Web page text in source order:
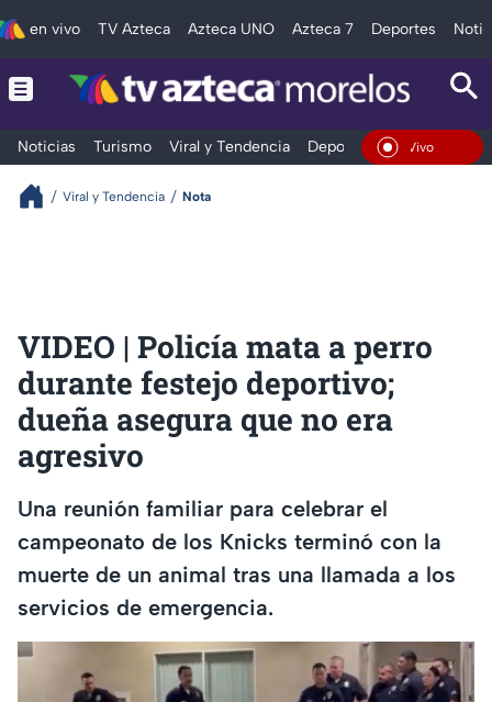
en vivo TV Azteca Azteca UNO Azteca 7 Deportes
Noticias Turismo Viral y Tendencia Deportes Espectáculos
En Vivo
Viral y Tendencia Nota
VIDEO | Policía mata a perro
durante festejo deportivo;
dueña asegura que no era
agresivo
Una reunión familiar para celebrar el
campeonato de los Knicks terminó con la
muerte de un animal tras una llamada a los
servicios de emergencia.